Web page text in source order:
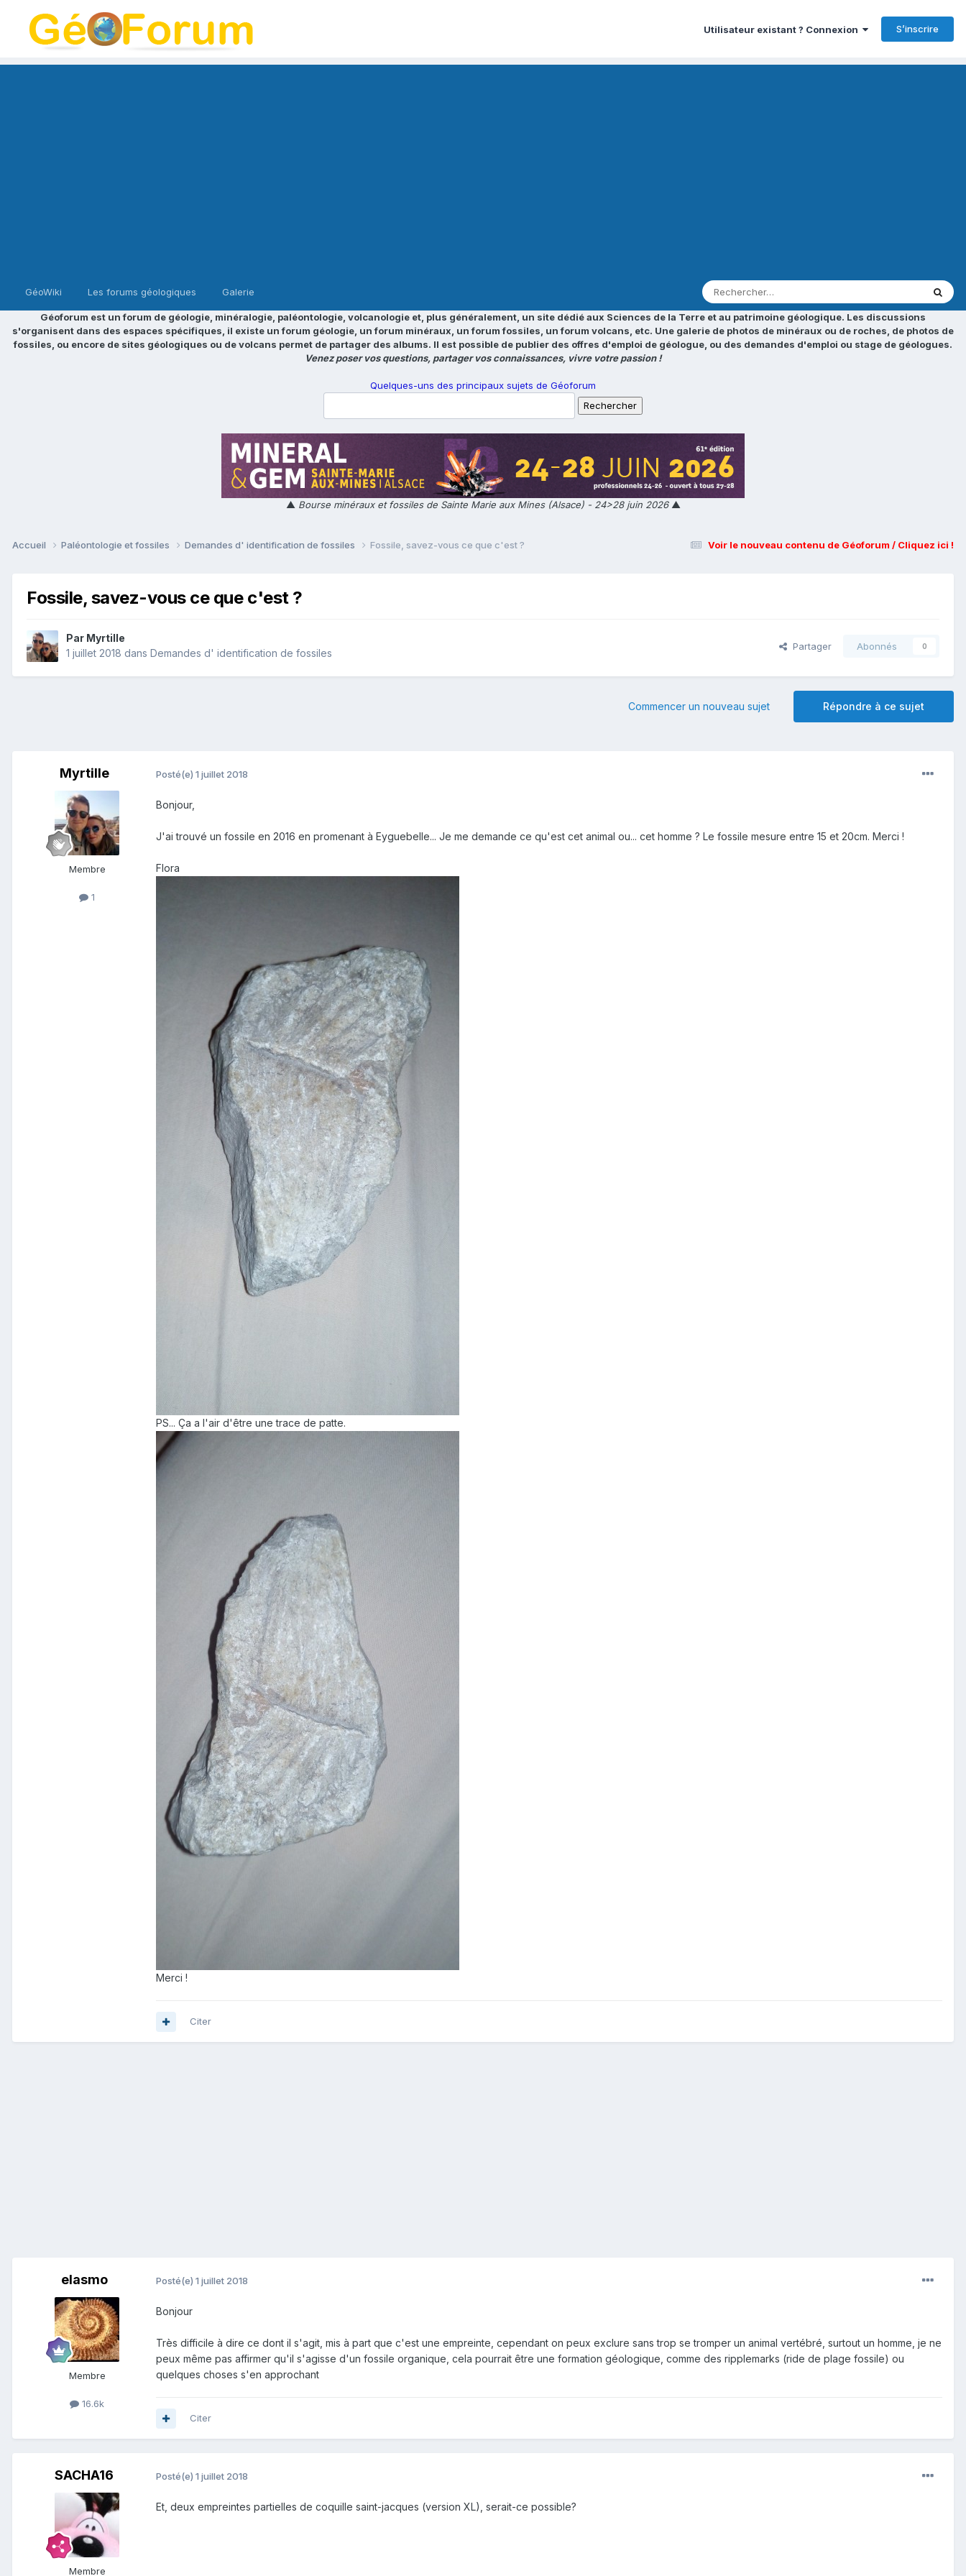
Utilisateur existant ? Connexion S’inscrire
GéoWiki Les forums géologiques Galerie
Géoforum est un forum de géologie, minéralogie, paléontologie, volcanologie et, plus généralement, un site dédié aux Sciences de la Terre et au patrimoine géologique. Les discussions
s'organisent dans des espaces spécifiques, il existe un forum géologie, un forum minéraux, un forum fossiles, un forum volcans, etc. Une galerie de photos de minéraux ou de roches, de photos de
fossiles, ou encore de sites géologiques ou de volcans permet de partager des albums. Il est possible de publier des offres d'emploi de géologue, ou des demandes d'emploi ou stage de géologues.
Venez poser vos questions, partager vos connaissances, vivre votre passion !
Quelques-uns des principaux sujets de Géoforum
▲ Bourse minéraux et fossiles de Sainte Marie aux Mines (Alsace) - 24>28 juin 2026▲
Voir le nouveau contenu de Géoforum / Cliquez ici !
Accueil Paléontologie et fossiles Demandes d' identification de fossiles Fossile, savez-vous ce que c'est ?
Fossile, savez-vous ce que c'est ?
Par Myrtille
1 juillet 2018 dans Demandes d' identification de fossiles
Partager Abonnés 0
Répondre à ce sujet
Commencer un nouveau sujet
Myrtille
Membre
1
Posté(e) 1 juillet 2018
Bonjour,
J'ai trouvé un fossile en 2016 en promenant à Eyguebelle... Je me demande ce qu'est cet animal ou... cet homme ? Le fossile mesure entre 15 et 20cm. Merci !
Flora
PS... Ça a l'air d'être une trace de patte.
Merci !
Citer
elasmo
Membre
16.6k
Posté(e) 1 juillet 2018
Bonjour
Très difficile à dire ce dont il s'agit, mis à part que c'est une empreinte, cependant on peux exclure sans trop se tromper un animal vertébré, surtout un homme, je ne
peux même pas affirmer qu'il s'agisse d'un fossile organique, cela pourrait être une formation géologique, comme des ripplemarks (ride de plage fossile) ou
quelques choses s'en approchant
Citer
SACHA16
Membre
Posté(e) 1 juillet 2018
Et, deux empreintes partielles de coquille saint-jacques (version XL), serait-ce possible?